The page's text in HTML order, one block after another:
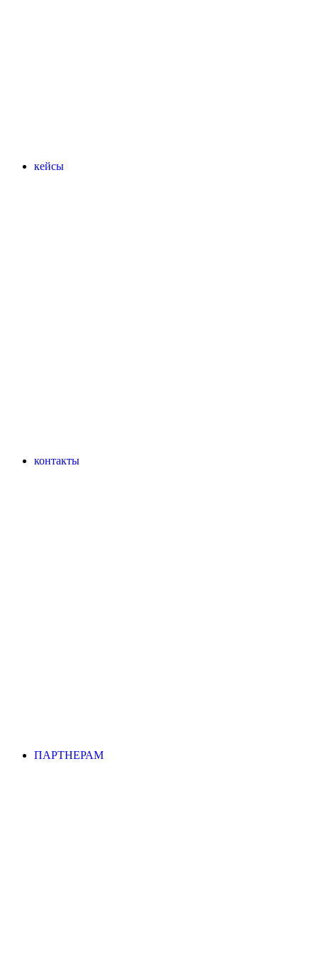
кейсы
контакты
ПАРТНЕРАМ